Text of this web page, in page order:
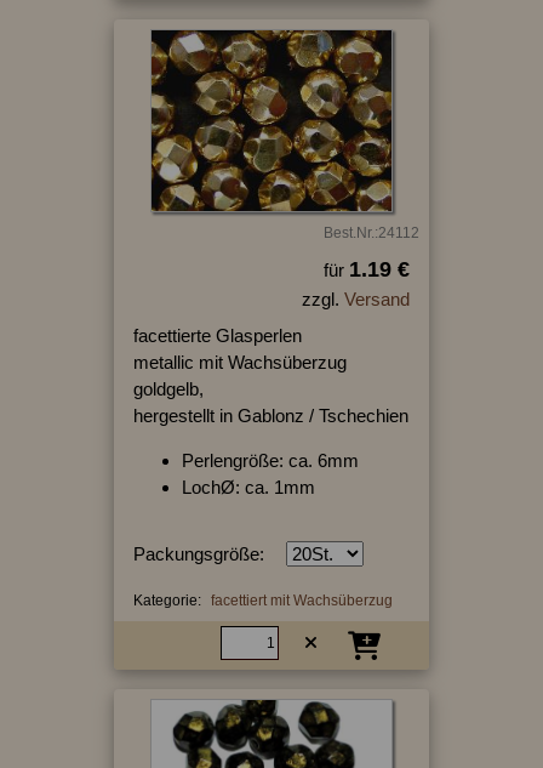
Best.Nr.:24112
für 1.19 €
zzgl. Versand
facettierte Glasperlen
metallic mit Wachsüberzug
goldgelb,
hergestellt in Gablonz / Tschechien
Perlengröße: ca. 6mm
LochØ: ca. 1mm
Packungsgröße:
Kategorie: facettiert mit Wachsüberzug